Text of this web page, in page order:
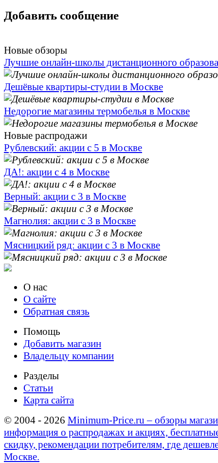
Добавить сообщение
Новые обзоры
Лучшие онлайн-школы дистанционного
Дешёвые квартиры-студии в Москве
Недорогие магазины термобелья в Москве
Новые распродажи
Рублевский: акции с 5 в Москве
ДА!: акции с 4 в Москве
Верный: акции с 3 в Москве
Магнолия: акции с 3 в Москве
Мясницкий ряд: акции с 3 в Москве
О нас
О сайте
Обратная связь
Помощь
Добавить магазин
Владельцу компании
Разделы
Статьи
Карта сайта
© 2004 - 2026 Minimum-Price.ru – обзоры
информация о распродажах и акциях,
скидку, рекомендации потребителям, где
Москве.